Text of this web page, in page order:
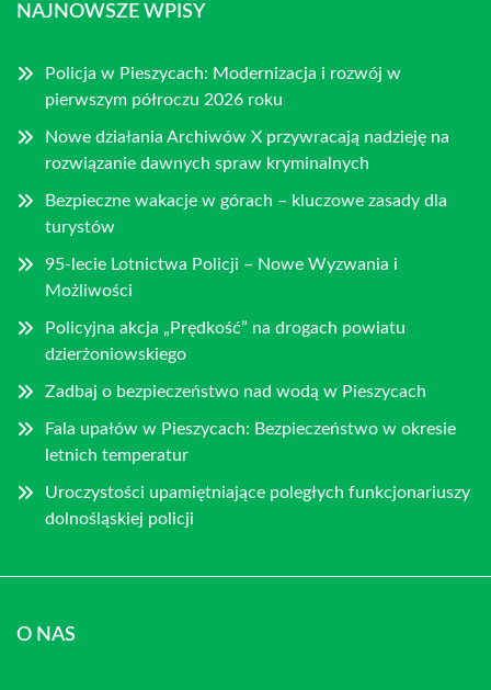
NAJNOWSZE WPISY
Policja w Pieszycach: Modernizacja i rozwój w
pierwszym półroczu 2026 roku
Nowe działania Archiwów X przywracają nadzieję na
rozwiązanie dawnych spraw kryminalnych
Bezpieczne wakacje w górach – kluczowe zasady dla
turystów
95-lecie Lotnictwa Policji – Nowe Wyzwania i
Możliwości
Policyjna akcja „Prędkość” na drogach powiatu
dzierżoniowskiego
Zadbaj o bezpieczeństwo nad wodą w Pieszycach
Fala upałów w Pieszycach: Bezpieczeństwo w okresie
letnich temperatur
Uroczystości upamiętniające poległych funkcjonariuszy
dolnośląskiej policji
O NAS